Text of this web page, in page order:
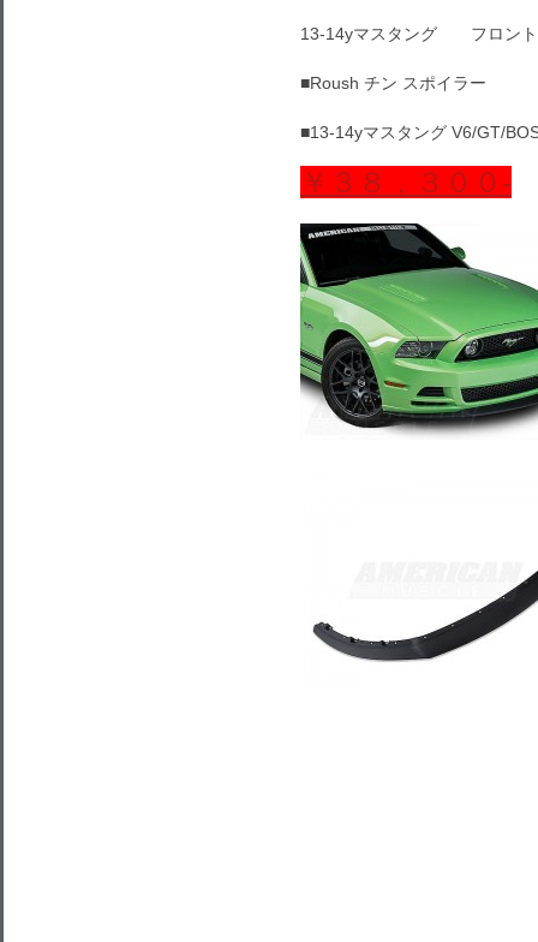
13-14yマスタング フロン
■Roush チン スポイラー
■13-14yマスタング V6/GT/
￥３８，３００‐